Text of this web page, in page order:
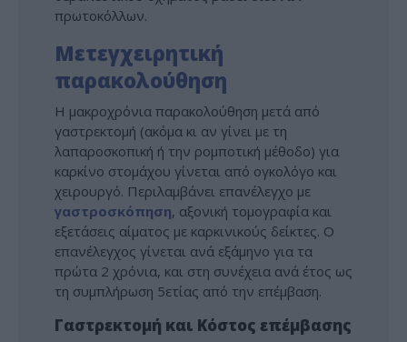
πρωτοκόλλων.
Μετεγχειρητική
παρακολούθηση
Η μακροχρόνια παρακολούθηση μετά από
γαστρεκτομή (ακόμα κι αν γίνει με τη
λαπαροσκοπική ή την ρομποτική μέθοδο) για
καρκίνο στομάχου γίνεται από ογκολόγο και
χειρουργό. Περιλαμβάνει επανέλεγχο με
γαστροσκόπηση, αξονική τομογραφία και
εξετάσεις αίματος με καρκινικούς δείκτες. Ο
επανέλεγχος γίνεται ανά εξάμηνο για τα
πρώτα 2 χρόνια, και στη συνέχεια ανά έτος ως
τη συμπλήρωση 5ετίας από την επέμβαση.
Γαστρεκτομή και Κόστος επέμβασης